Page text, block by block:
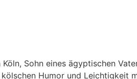
Sohn eines ägyptischen
Humor und Leichtigkeit